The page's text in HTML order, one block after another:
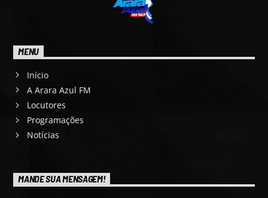
MENU
Início
A Arara Azul FM
Locutores
Programações
Notícias
MANDE SUA MENSAGEM!